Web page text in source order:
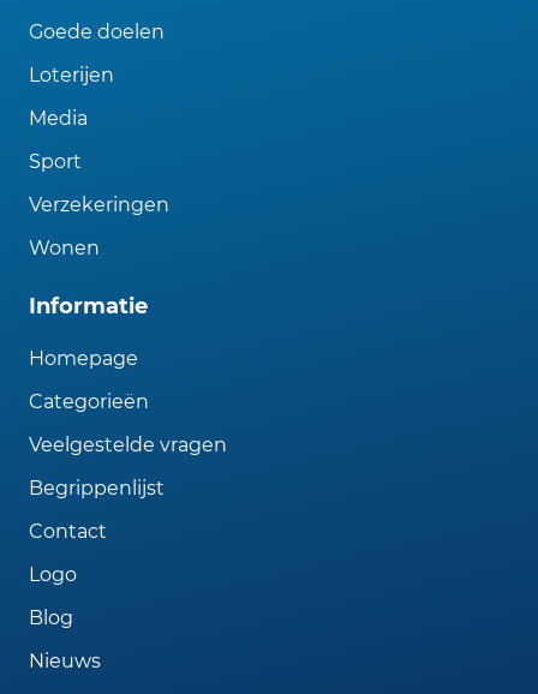
Goede doelen
Loterijen
Media
Sport
Verzekeringen
Wonen
Informatie
Homepage
Categorieën
Veelgestelde vragen
Begrippenlijst
Contact
Logo
Blog
Nieuws